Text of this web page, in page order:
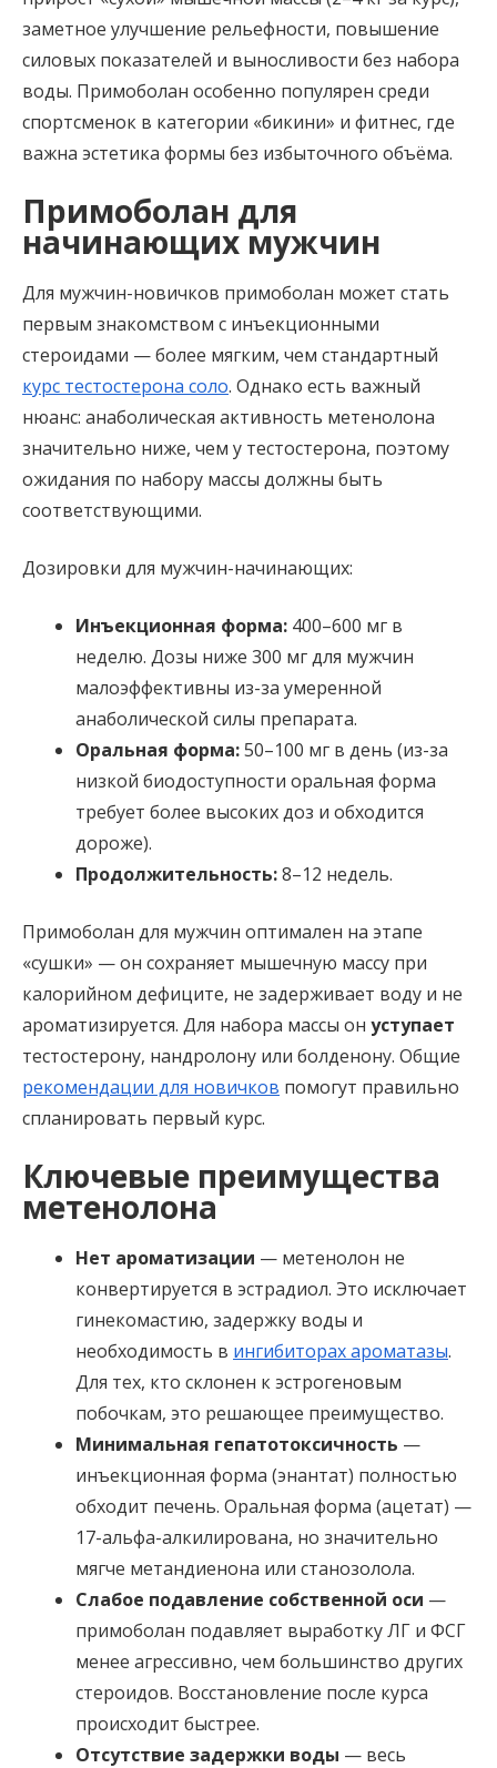
заметное улучшение рельефности, повышение
силовых показателей и выносливости без набора
воды. Примоболан особенно популярен среди
спортсменок в категории «бикини» и фитнес, где
важна эстетика формы без избыточного объёма.
Примоболан для
начинающих мужчин
Для мужчин-новичков примоболан может стать
первым знакомством с инъекционными
стероидами — более мягким, чем стандартный
курс тестостерона соло. Однако есть важный
нюанс: анаболическая активность метенолона
значительно ниже, чем у тестостерона, поэтому
ожидания по набору массы должны быть
соответствующими.
Дозировки для мужчин-начинающих:
Инъекционная форма: 400–600 мг в
неделю. Дозы ниже 300 мг для мужчин
малоэффективны из-за умеренной
анаболической силы препарата.
Оральная форма:50–100 мг в день (из-за
низкой биодоступности оральная форма
требует более высоких доз и обходится
дороже).
Продолжительность:8–12 недель.
Примоболан для мужчин оптимален на этапе
«сушки» — он сохраняет мышечную массу при
калорийном дефиците, не задерживает воду и не
ароматизируется. Для набора массы он уступает
тестостерону, нандролону или болденону. Общие
рекомендации для новичков помогут правильно
спланировать первый курс.
Ключевые преимущества
метенолона
Нет ароматизации — метенолон не
конвертируется в эстрадиол. Это исключает
гинекомастию, задержку воды и
необходимость в ингибиторах ароматазы.
Для тех, кто склонен к эстрогеновым
побочкам, это решающее преимущество.
Минимальная гепатотоксичность —
инъекционная форма (энантат) полностью
обходит печень. Оральная форма (ацетат) —
17-альфа-алкилирована, но значительно
мягче метандиенона или станозолола.
Слабое подавление собственной оси —
примоболан подавляет выработку ЛГ и ФСГ
менее агрессивно, чем большинство других
стероидов. Восстановление после курса
происходит быстрее.
Отсутствие задержки воды — весь